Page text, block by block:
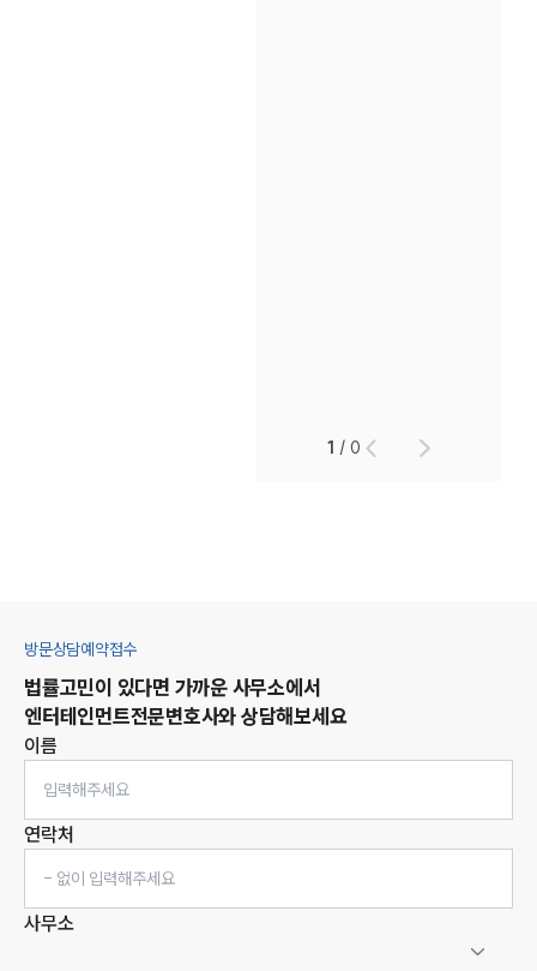
1 /0
방문상담예약접수
법률고민이 있다면 가까운 사무소에서
엔터테인먼트전문변호사와 상담해보세요
이름
연락처
사무소